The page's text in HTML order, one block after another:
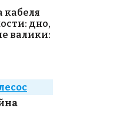
кабеля
дно,
валики: